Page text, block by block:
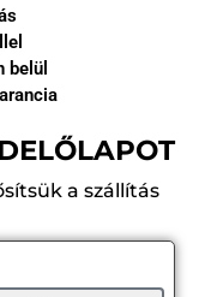
belül
a szállítás